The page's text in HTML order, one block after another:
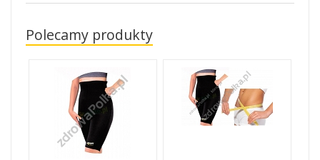
Polecamy produkty